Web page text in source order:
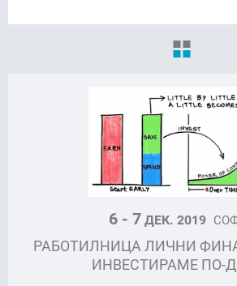
6 - 7ДЕК. 2019
РАБОТИЛНИЦА ЛИЧНИ
ИНВЕСТИРАМЕ ПО-